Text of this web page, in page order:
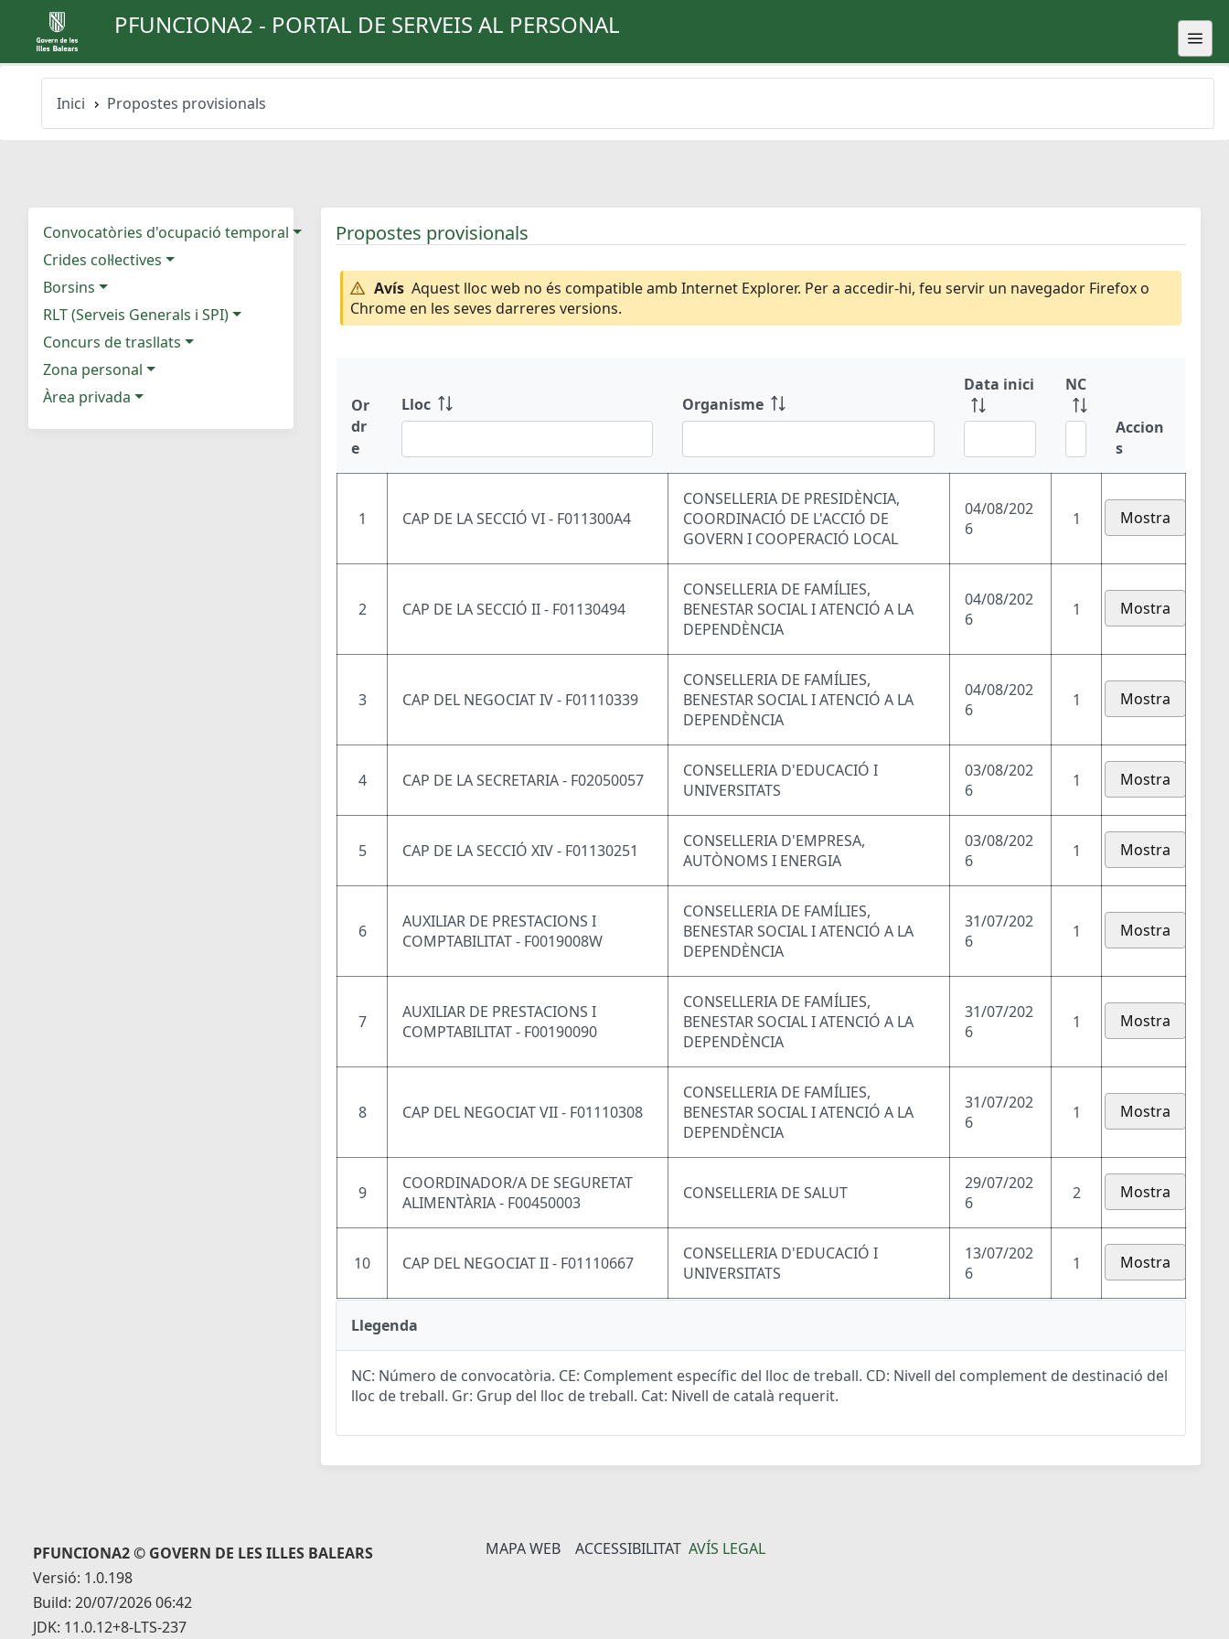
PFUNCIONA2 - PORTAL DE SERVEIS AL PERSONAL
Inici Propostes provisionals
Convocatòries d'ocupació temporal
Crides col·lectives
Borsins
RLT (Serveis Generals i SPI)
Concurs de trasllats
Zona personal
Àrea privada
Propostes provisionals
Avís Aquest lloc web no és compatible amb Internet Explorer. Per a accedir-hi, feu servir un navegador Firefox o
Chrome en les seves darreres versions.
Or
dr
e
Lloc Organisme
Data inici NC
Accion
s
1 CAP DE LA SECCIÓ VI - F011300A4
CONSELLERIA DE PRESIDÈNCIA,
COORDINACIÓ DE L'ACCIÓ DE
GOVERN I COOPERACIÓ LOCAL
04/08/202
6
1 Mostra
2 CAP DE LA SECCIÓ II - F01130494
CONSELLERIA DE FAMÍLIES,
BENESTAR SOCIAL I ATENCIÓ A LA
DEPENDÈNCIA
04/08/202
6
1 Mostra
3 CAP DEL NEGOCIAT IV - F01110339
CONSELLERIA DE FAMÍLIES,
BENESTAR SOCIAL I ATENCIÓ A LA
DEPENDÈNCIA
04/08/202
6
1 Mostra
4 CAP DE LA SECRETARIA - F02050057
CONSELLERIA D'EDUCACIÓ I
UNIVERSITATS
03/08/202
6
1 Mostra
5 CAP DE LA SECCIÓ XIV - F01130251
CONSELLERIA D'EMPRESA,
AUTÒNOMS I ENERGIA
03/08/202
6
1 Mostra
6
AUXILIAR DE PRESTACIONS I
COMPTABILITAT - F0019008W
CONSELLERIA DE FAMÍLIES,
BENESTAR SOCIAL I ATENCIÓ A LA
DEPENDÈNCIA
31/07/202
6
1 Mostra
7
AUXILIAR DE PRESTACIONS I
COMPTABILITAT - F00190090
CONSELLERIA DE FAMÍLIES,
BENESTAR SOCIAL I ATENCIÓ A LA
DEPENDÈNCIA
31/07/202
6
1 Mostra
8 CAP DEL NEGOCIAT VII - F01110308
CONSELLERIA DE FAMÍLIES,
BENESTAR SOCIAL I ATENCIÓ A LA
DEPENDÈNCIA
31/07/202
6
1 Mostra
9
COORDINADOR/A DE SEGURETAT
ALIMENTÀRIA - F00450003
CONSELLERIA DE SALUT
29/07/202
6
2 Mostra
10 CAP DEL NEGOCIAT II - F01110667
CONSELLERIA D'EDUCACIÓ I
UNIVERSITATS
13/07/202
6
1 Mostra
Llegenda
NC: Número de convocatòria. CE: Complement específic del lloc de treball. CD: Nivell del complement de destinació del
lloc de treball. Gr: Grup del lloc de treball. Cat: Nivell de català requerit.
PFUNCIONA2 © GOVERN DE LES ILLES BALEARS
Versió: 1.0.198
Build: 20/07/2026 06:42
JDK: 11.0.12+8-LTS-237
MAPA WEB ACCESSIBILITAT AVÍS LEGAL